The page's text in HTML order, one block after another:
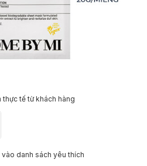
thực tế từ khách hàng
danh sách yêu thích